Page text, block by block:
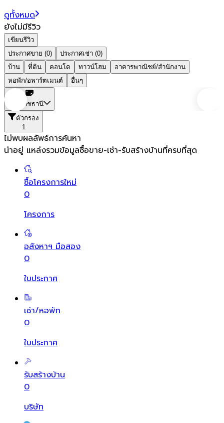
ดูทั้งหมด
ยังไม่มีรีวิว
เขียนรีวิว
ประกาศขาย (0)
ประกาศเช่า (0)
บ้าน
ที่ดิน คอนโด ทาวน์โฮม
อาคารพาณิชย์/สำนักงาน
หอพัก/อพาร์ตเมนต์
อื่นๆ
อุบลราชธานี
ตัวกรอง
1
ไม่พบผลลัพธ์การค้นหา
น่าอยู่ แหล่งรวมข้อมูลซื้อขาย-เช่า-รับสร้างบ้านที่ครบที่สุด
ซื้อโครงการใหม่
0
โครงการ
อสังหาฯ มือสอง
0
ใบประกาศ
เช่า/หอพัก
0
ใบประกาศ
รับสร้างบ้าน
0
บริษัท